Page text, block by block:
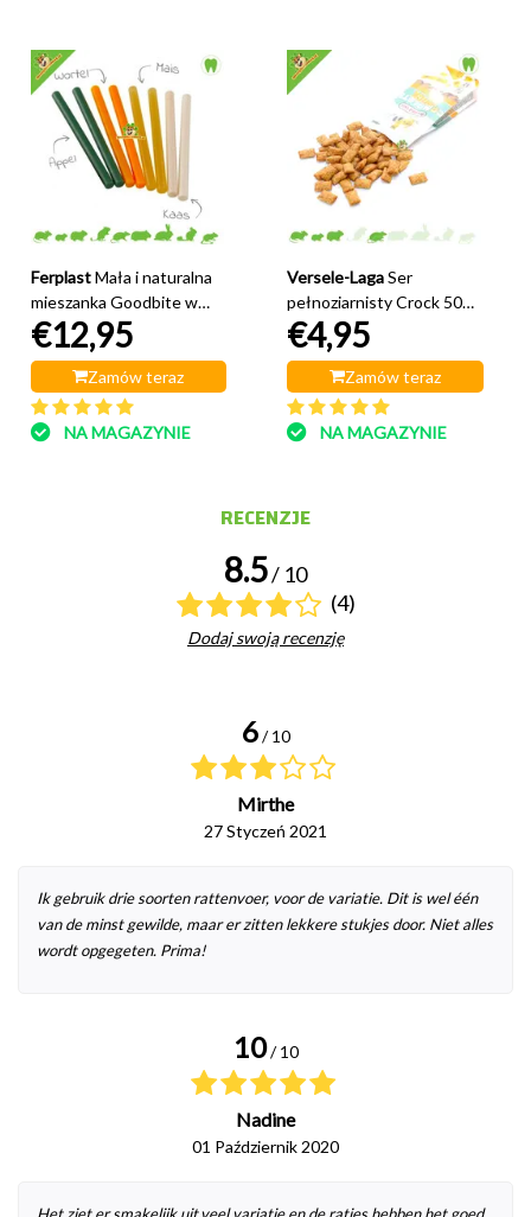
Ferplast Mała i naturalna
mieszanka Goodbite w
sztyfcie
€12,95
Zamów teraz
NA MAGAZYNIE
Versele-LagaSer
pełnoziarnisty Crock 50
gramów
€4,95
Zamów teraz
NA MAGAZYNIE
RECENZJE
8.5/ 10
(4)
Dodaj swoją recenzję
6 / 10
Mirthe
27 Styczeń 2021
Ik gebruik drie soorten rattenvoer, voor de variatie. Dit is wel één
van de minst gewilde, maar er zitten lekkere stukjes door. Niet alles
wordt opgegeten. Prima!
10 / 10
Nadine
01 Październik 2020